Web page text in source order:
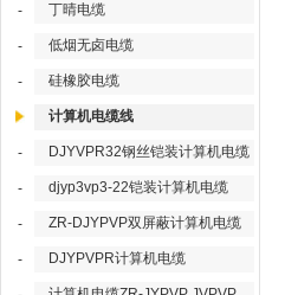
- 丁晴电缆
- 低烟无卤电缆
- 硅橡胶电缆
计算机电缆线
- DJYVPR32钢丝铠装计算机电缆
- djyp3vp3-22铠装计算机电缆
- ZR-DJYPVP双屏蔽计算机电缆
- DJYPVPR计算机电缆